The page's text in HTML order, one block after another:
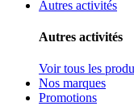
Autres activités
Autres activités
Voir tous les
Nos marques
Promotions